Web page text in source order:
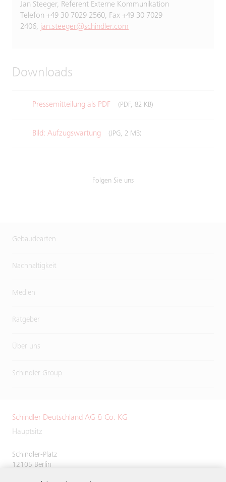
Jan Steeger, Referent Externe Kommunikation
Telefon +49 30 7029 2560, Fax +49 30 7029
2406, jan.steeger@schindler.com
Downloads
Pressemitteilung als PDF (PDF, 82 KB)
Bild: Aufzugswartung (JPG, 2 MB)
Folgen Sie uns
Gebäudearten
Nachhaltigkeit
Medien
Ratgeber
Über uns
Schindler Group
Schindler Deutschland AG & Co. KG
Hauptsitz
Schindler-Platz
12105 Berlin